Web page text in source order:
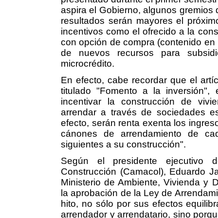
aspira el Gobierno, algunos
resultados serán mayores el
incentivos como el ofrecido a la
con opción de compra (contenido
de nuevos recursos para
microcrédito.
En efecto, cabe recordar que el
titulado "Fomento a la
incentivar la construcción de
arrendar a través de sociedades
efecto, serán renta exenta los
cánones de arrendamiento de
siguientes a su construcción".
Según el presidente ejecutivo
Construcción (Camacol), Eduardo
Ministerio de Ambiente, Vivienda y
la aprobación de la Ley de
hito, no sólo por sus efectos
arrendador y arrendatario, sino